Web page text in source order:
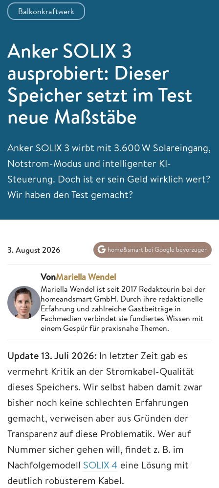
Balkonkraftwerk
Anker SOLIX 3
ausprobiert: Dieser
Speicher setzt im Test
neue Maßstäbe
Anker SOLIX 3 wirbt mit 3.600 W Solareingang,
Notstrom-Modus und intelligenter KI-
Steuerung. Doch ist er sein Geld wirklich wert?
Wir haben den Test gemacht?
3. August 2026 home&smart bei Google bevorzugen
VonMariella Wendel
Mariella Wendel ist seit 2017 Redakteurin bei der
homeandsmart GmbH. Durch ihre redaktionelle
Erfahrung und zahlreiche Gastbeiträge in
Fachmedien verbindet sie fundiertes Wissen mit
einem Gespür für praxisnahe Themen.
Update 13. Juli 2026: In letzter Zeit gab es
vermehrt Kritik an der Stromkabel-Qualität
dieses Speichers. Wir selbst haben damit zwar
bisher noch keine schlechten Erfahrungen
gemacht, verweisen aber aus Gründen der
Transparenz auf diese Problematik. Wer auf
Nummer sicher gehen will, findet z. B. im
Nachfolgemodell SOLIX 4 eine Lösung mit
deutlich robusterem Kabel.